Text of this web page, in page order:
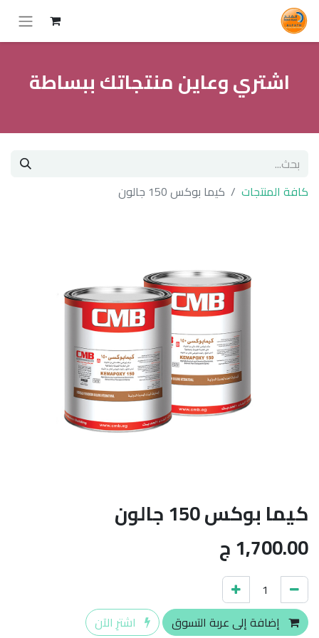
اشتري وعاين منتجاتك ببساطة
كافة المنتجات كيما بوكس 150 جالون
كيما بوكس 150 جالون
1,700.00ج
إضافة إلى عربة التسوق اشترِ الآن